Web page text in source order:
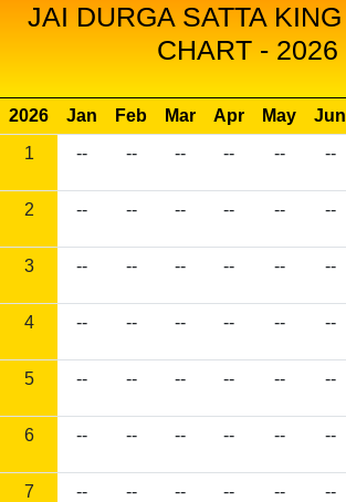
JAI DURGA SATTA
CHART - 2026
2026 Jan Feb Mar Apr May Jun
1
-- -- -- -- -- --
2 -- -- -- -- -- --
3 -- -- -- -- -- --
4 -- -- -- -- -- --
5 -- -- -- -- -- --
6 -- -- -- -- -- --
7 -- -- -- -- -- --